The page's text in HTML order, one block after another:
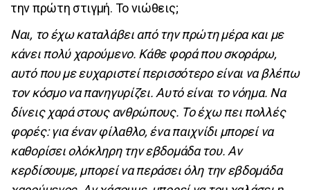
την πρώτη στιγμή. Το νιώθεις;
Ναι, το έχω καταλάβει από την πρώτη μέρα και με
κάνει πολύ χαρούμενο. Κάθε φορά που σκοράρω,
αυτό που με ευχαριστεί περισσότερο είναι να βλέπω
τον κόσμο να πανηγυρίζει. Αυτό είναι το νόημα. Να
δίνεις χαρά στους ανθρώπους. Το έχω πει πολλές
φορές: για έναν φίλαθλο, ένα παιχνίδι μπορεί να
καθορίσει ολόκληρη την εβδομάδα του. Αν
κερδίσουμε, μπορεί να περάσει όλη την εβδομάδα